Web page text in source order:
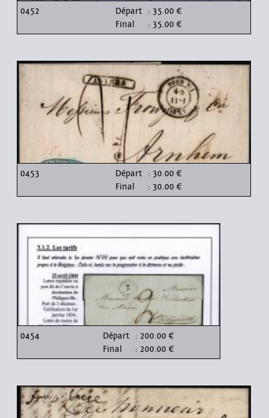
0452 Départ : 35.00 €
Final
: 35.00 €
0453 Départ : 30.00 €
Final
: 30.00 €
0454 Départ : 200.00 €
Final
: 200.00 €